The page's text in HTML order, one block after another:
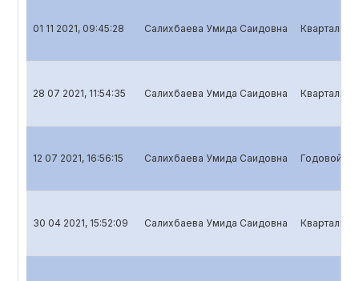
01 11 2021, 09:45:28 Салихбаева Умида Саидовна
28 07 2021, 11:54:35 Салихбаева Умида Саидовна
12 07 2021, 16:56:15 Салихбаева Умида Саидовна Годовой
30 04 2021, 15:52:09 Салихбаева Умида Саидовна